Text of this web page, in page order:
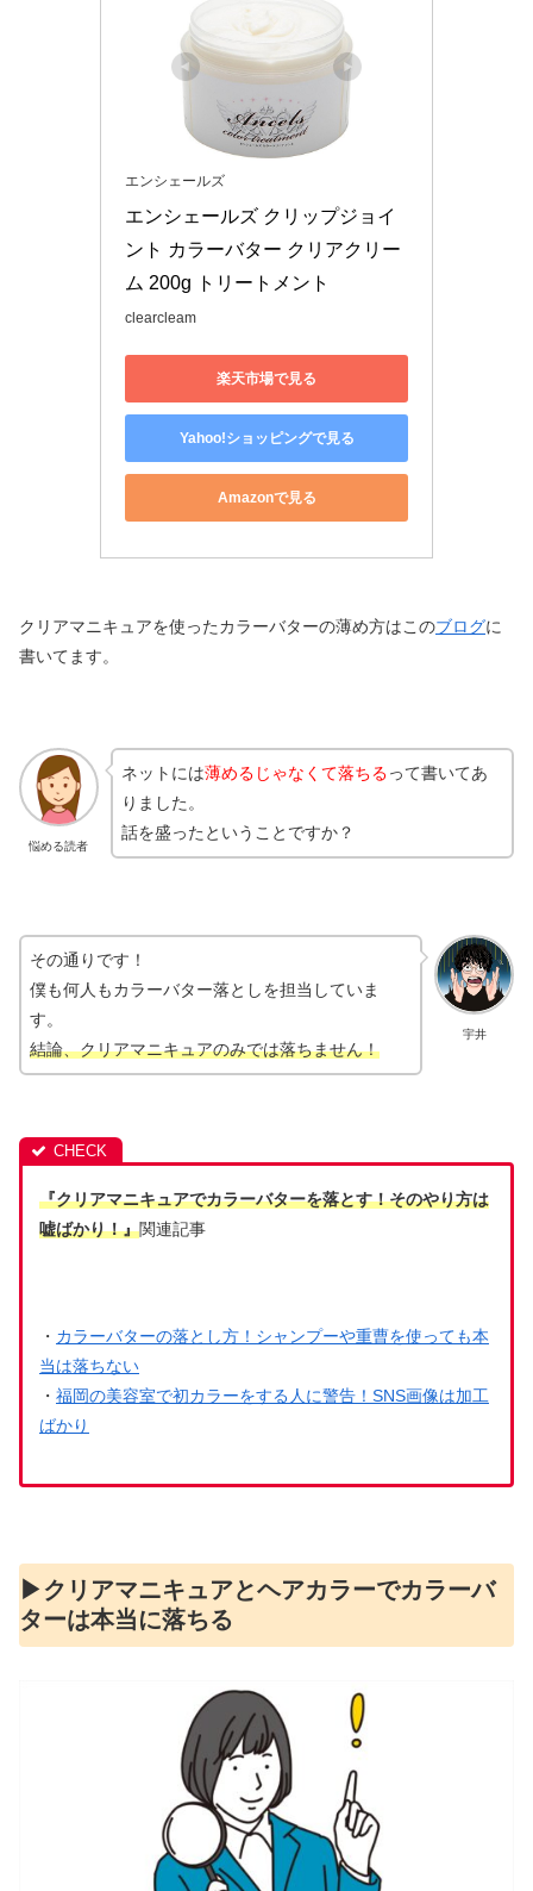
エンシェールズ
エンシェールズ クリップジョイ
ント カラーバター クリアクリー
ム 200g トリートメント
clearcleam
楽天市場で見る
Yahoo!ショッピングで見る
Amazonで見る
クリアマニキュアを使ったカラーバターの薄め方はこのブログに
書いてます。
悩める読者
ネットには薄めるじゃなくて落ちるって書いてあ
りました。
話を盛ったということですか？
宇井
その通りです！
僕も何人もカラーバター落としを担当していま
す。
結論、クリアマニキュアのみでは落ちません！
『クリアマニキュアでカラーバターを落とす！そのやり方は
嘘ばかり！』関連記事
・ カラーバターの落とし方！シャンプーや重曹を使っても本
当は落ちない
・ 福岡の美容室で初カラーをする人に警告！SNS画像は加工
ばかり
▶︎クリアマニキュアとヘアカラーでカラーバ
ターは本当に落ちる